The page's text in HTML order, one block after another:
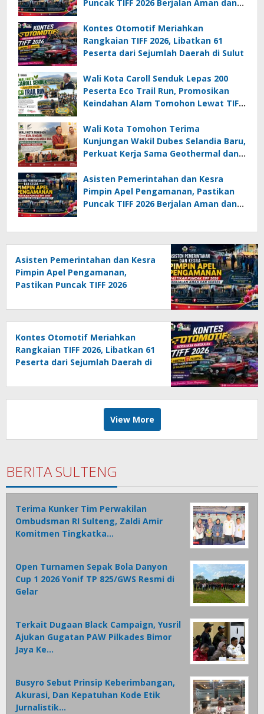
Puncak TIFF 2026 Berjalan Aman dan
Kontes Otomotif Meriahkan
Rangkaian TIFF 2026, Libatkan 61
Peserta dari Sejumlah Daerah di Sulut
Wali Kota Caroll Senduk Lepas 200
Peserta Eco Trail Run, Promosikan
Keindahan Alam Tomohon Lewat TIFF
Wali Kota Tomohon Terima
Kunjungan Wakil Dubes Selandia Baru,
Perkuat Kerja Sama Geothermal dan
Asisten Pemerintahan dan Kesra
Pimpin Apel Pengamanan, Pastikan
Puncak TIFF 2026 Berjalan Aman dan
Asisten Pemerintahan dan Kesra
Pimpin Apel Pengamanan,
Pastikan Puncak TIFF 2026
Kontes Otomotif Meriahkan
Rangkaian TIFF 2026, Libatkan 61
Peserta dari Sejumlah Daerah di
View More
BERITA SULTENG
Terima Kunker Tim Perwakilan
Ombudsman RI Sulteng, Zaldi Amir
Komitmen Tingkatka…
Open Turnamen Sepak Bola Danyon
Cup 1 2026 Yonif TP 825/GWS Resmi di
Gelar
Terkait Dugaan Black Campaign, Yusril
Ajukan Gugatan PAW Pilkades Bimor
Jaya Ke…
Busyro Sebut Prinsip Keberimbangan,
Akurasi, Dan Kepatuhan Kode Etik
Jurnalistik…